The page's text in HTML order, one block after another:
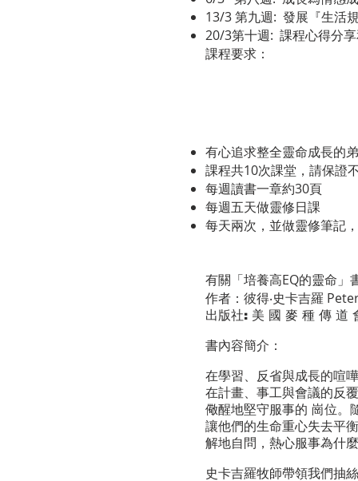
13/3 第九週: 發展『生活
20/3第十週: 課程心得分
課程要求：
有心追求整全靈命成長的
課程共10次課堂，請保證
每週讀書一章約30頁
每週五天做靈修日課
每天兩次，並做靈修筆記
有關「培養高EQ的靈命」
作者：彼得‧史卡吉羅
出版社: 美 國 麥 種 傳 道
書內容簡介：
在學習、反省與成長的喧
在計畫、事工與會議的反
儆醒地堅守服事的 崗位。
讓他們的生命重心失去平
解地自問，熱心服事為什
史卡吉羅牧師帶領我們抽